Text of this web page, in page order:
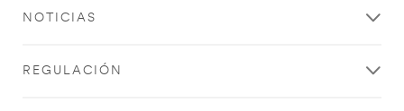
NOTICIAS
REGULACIÓN